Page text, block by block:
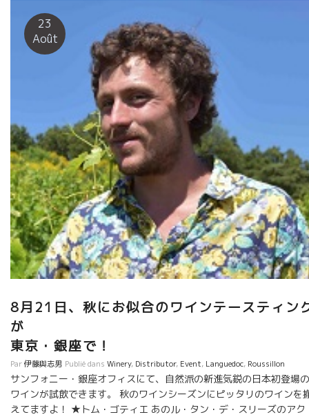
23
Août
8月21日、秋にお似合のワインテースティン
東京・銀座で！
Par伊藤與志男 Publié dans Winery, Distributor, Event, Languedoc, Roussillon
サンフォニー・銀座オフィスにて、自然派の新進気鋭の日本初登場の
ワインが試飲できます。 秋のワインシーズンにピッタリのワインを
えてますよ！ ★トム・ゴティエ あのル・タン・デ・スリーズのアク